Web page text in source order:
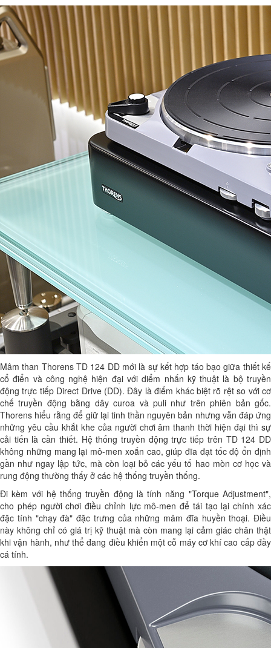
Mâm than Thorens TD 124 DD mới là sự kết hợp táo bạo giữa thiết kế
cổ điển và công nghệ hiện đại với diểm nhấn kỹ thuật là bộ truyền
động trực tiếp Direct Drive (DD). Đây là điểm khác biệt rõ rệt so với cơ
chế truyền động bằng dây curoa và puli như trên phiên bản gốc.
Thorens hiểu rằng để giữ lại tinh thần nguyên bản nhưng vẫn đáp ứng
những yêu cầu khắt khe của người chơi âm thanh thời hiện đại thì sự
cải tiến là cần thiết. Hệ thống truyền động trực tiếp trên TD 124 DD
không những mang lại mô-men xoắn cao, giúp đĩa đạt tốc độ ổn định
gần như ngay lập tức, mà còn loại bỏ các yếu tố hao mòn cơ học và
rung động thường thấy ở các hệ thống truyền thống.
Đi kèm với hệ thống truyền động là tính năng "Torque Adjustment",
cho phép người chơi điều chỉnh lực mô-men để tái tạo lại chính xác
đặc tính "chạy đà" đặc trưng của những mâm đĩa huyền thoại. Điều
này không chỉ có giá trị kỹ thuật mà còn mang lại cảm giác chân thật
khi vận hành, như thể đang điều khiển một cỗ máy cơ khí cao cấp đầy
cá tính.